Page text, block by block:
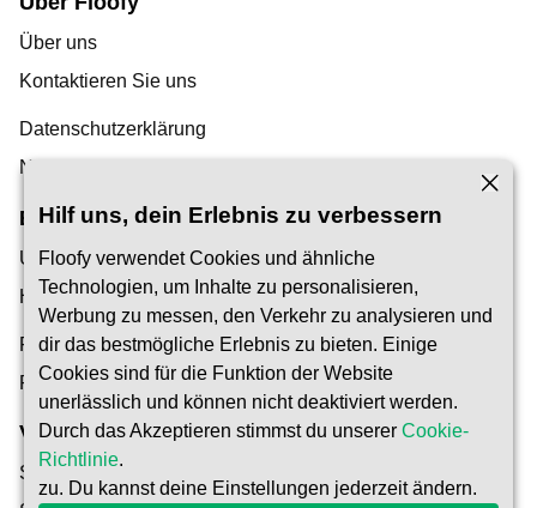
Über uns
Kontaktieren Sie uns
Datenschutzerklärung
Nutzungsbedingungen
Entdeckung
Unser Blog
Hilfe-Center
Finden Sie einen Tiersitter
Pet Carer werden
Vertrauen & Sicherheit
Sicherheit
Hilf uns, dein Erlebnis zu verbessern
Floofy verwendet Cookies und ähnliche
Technologien, um Inhalte zu personalisieren,
Werbung zu messen, den Verkehr zu analysieren und
dir das bestmögliche Erlebnis zu bieten. Einige
Cookies sind für die Funktion der Website
unerlässlich und können nicht deaktiviert werden.
Durch das Akzeptieren stimmst du unserer Cookie-
Richtlinie.
zu. Du kannst deine Einstellungen jederzeit ändern.